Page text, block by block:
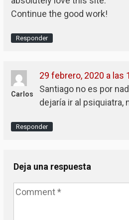
Continue the good work!
Responder
Carlos
29 febrero, 2020 a las
Santiago no es por
dejaría ir al psiquiatra,
Responder
Deja una respuesta